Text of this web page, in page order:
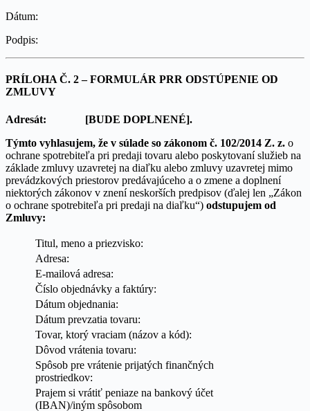
Dátum:
Podpis:
PRÍLOHA Č. 2 – FORMULÁR PRR ODSTÚPENIE OD
ZMLUVY
Adresát: [BUDE DOPLNENÉ].
Týmto vyhlasujem, že v súlade so zákonom č. 102/2014 Z. z. o
ochrane spotrebiteľa pri predaji tovaru alebo poskytovaní služieb na
základe zmluvy uzavretej na diaľku alebo zmluvy uzavretej mimo
prevádzkových priestorov predávajúceho a o zmene a doplnení
niektorých zákonov v znení neskorších predpisov (ďalej len „Zákon
o ochrane spotrebiteľa pri predaji na diaľku“) odstupujem od
Zmluvy:
Titul, meno a priezvisko:
Adresa:
E-mailová adresa:
Číslo objednávky a faktúry:
Dátum objednania:
Dátum prevzatia tovaru:
Tovar, ktorý vraciam (názov a kód):
Dôvod vrátenia tovaru:
Spôsob pre vrátenie prijatých finančných
prostriedkov:
Prajem si vrátiť peniaze na bankový účet
(IBAN)/iným spôsobom